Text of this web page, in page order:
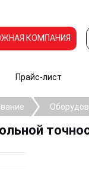
КОМПАНИЯ
Прайс-лист